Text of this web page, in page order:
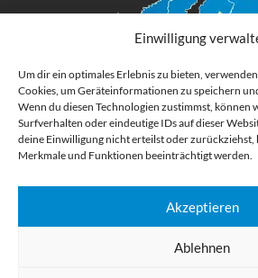
Einwilligung
Um dir ein optimales Erlebnis zu bieten,
Cookies, um Geräteinformationen zu speichern
Wenn du diesen Technologien zustimmst, können
Surfverhalten oder eindeutige IDs auf dieser
deine Einwilligung nicht erteilst oder zurückziehst,
Merkmale und Funktionen beeinträchtigt werden.
Akzeptieren
Ablehnen
Digital Großformatdruck